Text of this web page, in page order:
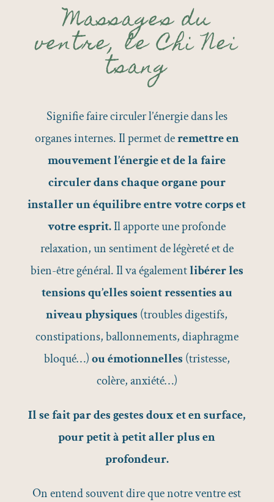
Massages du
ventre, le Chi Nei
tsang
Signifie faire circuler l’énergie dans les
organes internes. Il permet deremettre en
mouvement l’énergie et de la faire
circuler dans chaque organe pour
installer un équilibre entre votre corps et
votre esprit.Il apporte une profonde
relaxation, un sentiment de légèreté et de
bien-être général. Il va égalementlibérer les
tensions qu’elles soient ressenties au
niveau physiques (troubles digestifs,
constipations, ballonnements, diaphragme
bloqué…)ou émotionnelles (tristesse,
colère, anxiété…)
Il se fait par des gestes doux et en surface,
pour petit à petit aller plus en
profondeur.
On entend souvent dire que notre ventre est